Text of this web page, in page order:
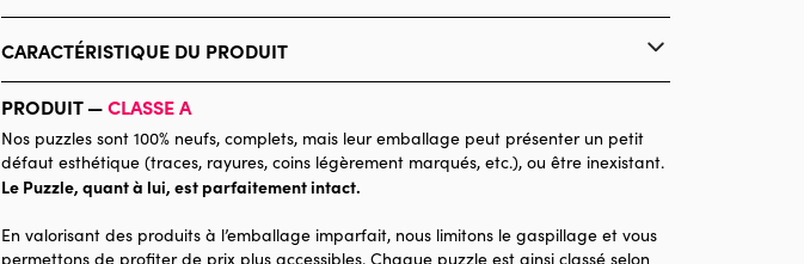
Disney
CARACTÉRISTIQUE DU PRODUIT
Marque
Hachette
Catégorie
Age
Puzzle pour Adultes (500 à 48.000 pièces)
Provenance
Nombre de pièces
1000 pièces
PRODUIT —CLASSE A
Nos puzzles sont 100% neufs, complets, mais leur emballage peut présenter un petit
défaut esthétique (traces, rayures, coins légèrement marqués, etc.), ou être inexistant.
Le Puzzle, quant à lui, est parfaitement intact.
En valorisant des produits à l’emballage imparfait, nous limitons le gaspillage et vous
permettons de profiter de prix plus accessibles. Chaque puzzle est ainsi classé selon